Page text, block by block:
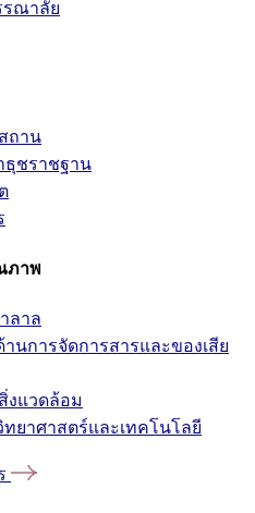
รณาลัย
ถาน
ชราชฐาน
ภาพ
ลาล
นการจัดการสารและของเสีย
งแวดล้อม
ยาศาสตร์และเทคโนโลยี